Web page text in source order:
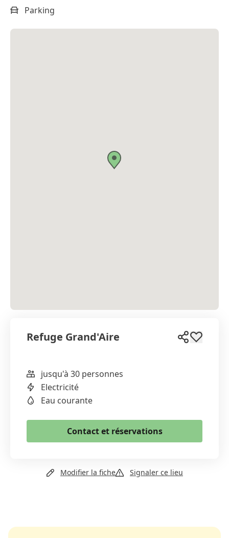
Parking
Refuge Grand'Aire
WhatsApp
Email
jusqu'à 30 personnes
Electricité
Eau courante
Contact et réservations
Email
Modifier la fiche Signaler ce lieu